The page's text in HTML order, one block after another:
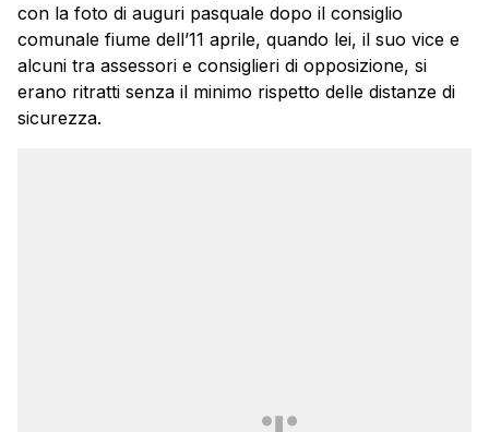
con la foto di auguri pasquale dopo il consiglio
comunale fiume dell’11 aprile, quando lei, il suo vice e
alcuni tra assessori e consiglieri di opposizione, si
erano ritratti senza il minimo rispetto delle distanze di
sicurezza.